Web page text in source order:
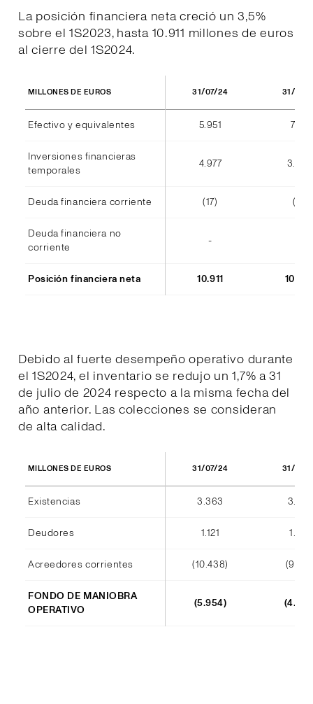
La posición financiera neta creció un 3,5%
sobre el 1S2023, hasta 10.911 millones de euros
al cierre del 1S2024.
MILLONES DE EUROS 31/07/24 31/07/
Efectivo y equivalentes 5.951 7.177
Inversiones financieras
temporales
4.977 3.380
Deuda financiera corriente (17) (11)
Deuda financiera no
corriente
-
Posición financiera neta 10.911
Debido al fuerte desempeño operativo durante
el 1S2024, el inventario se redujo un 1,7% a 31
de julio de 2024 respecto a la misma fecha del
año anterior. Las colecciones se consideran
de alta calidad.
MILLONES DE EUROS 31/07/24 31/07/
Existencias 3.363 3.420
Deudores 1.121 1.012
Acreedores corrientes (10.438)
FONDO DE MANIOBRA
OPERATIVO
(5.954)